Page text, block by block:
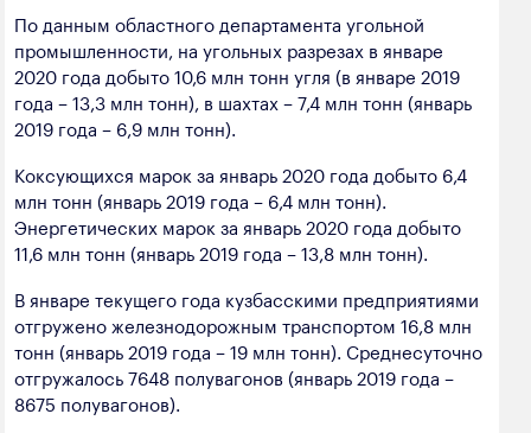
Электроэнергетика
Машиностроение
Промышленность строительных материалов
полезных ископаемых
Лёгкая промышленность
Пищевая промышленность
650000, г. Кемерово, пр. Советский, 63
+7 (3842) 58-78-61
dprom@ako.ru
Создание сайта — Мэйк
По данным областного департамента угольной
промышленности, на угольных разрезах в январе
2020 года добыто 10,6 млн тонн угля (в январе 2019
года – 13,3 млн тонн), в шахтах – 7,4 млн тонн (январь
2019 года – 6,9 млн тонн).
Коксующихся марок за январь 2020 года добыто 6,4
млн тонн (январь 2019 года – 6,4 млн тонн).
Энергетических марок за январь 2020 года добыто
11,6 млн тонн (январь 2019 года – 13,8 млн тонн).
В январе текущего года кузбасскими предприятиями
отгружено железнодорожным транспортом 16,8 млн
тонн (январь 2019 года – 19 млн тонн). Среднесуточно
отгружалось 7648 полувагонов (январь 2019 года –
8675 полувагонов).